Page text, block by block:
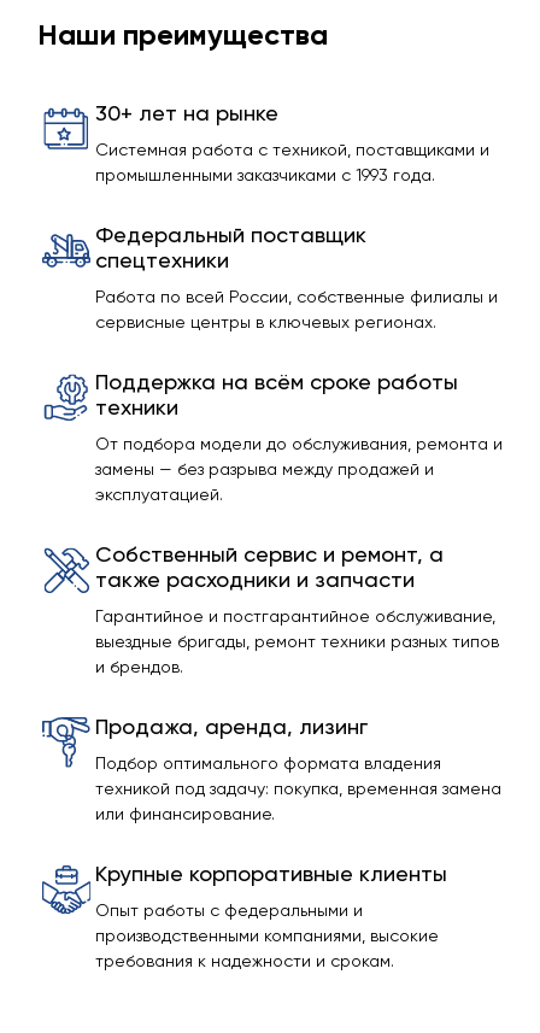
Наши преимущества
30+ лет на рынке
Системная работа с техникой, поставщиками и
промышленными заказчиками с 1993 года.
Федеральный поставщик
спецтехники
Работа по всей России, собственные филиалы и
сервисные центры в ключевых регионах.
Поддержка на всём сроке работы
техники
От подбора модели до обслуживания, ремонта и
замены — без разрыва между продажей и
эксплуатацией.
Собственный сервис и ремонт, а
также расходники и запчасти
Гарантийное и постгарантийное обслуживание,
выездные бригады, ремонт техники разных типов
и брендов.
Продажа, аренда, лизинг
Подбор оптимального формата владения
техникой под задачу: покупка, временная замена
или финансирование.
Крупные корпоративные клиенты
Опыт работы с федеральными и
производственными компаниями, высокие
требования к надежности и срокам.